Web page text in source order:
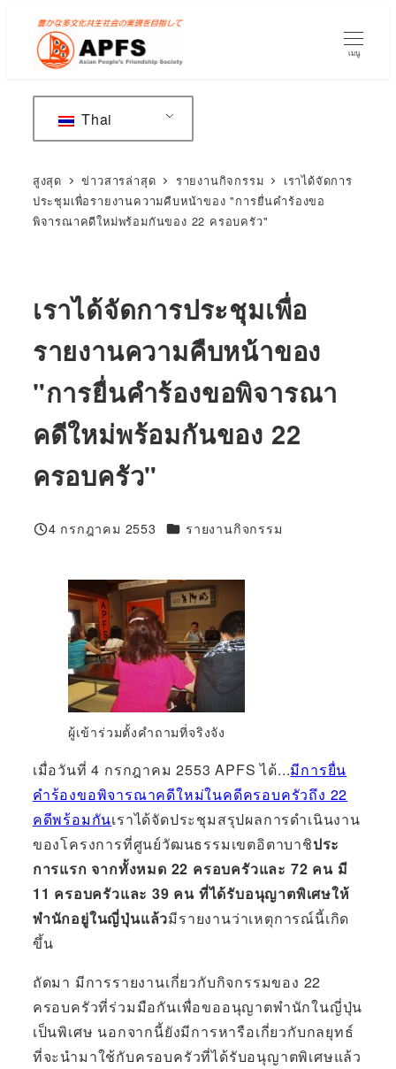
เนื้อหา
เมนู
Thai
สูงสุด ข่าวสารล่าสุด รายงานกิจกรรม
เราได้จัดการ
ประชุมเพื่อรายงานความคืบหน้าของ "การยื่นคำร้องขอ
พิจารณาคดีใหม่พร้อมกันของ 22 ครอบครัว"
เราได้จัดการประชุมเพื่อ
รายงานความคืบหน้าของ
"การยื่นคำร้องขอพิจารณา
คดีใหม่พร้อมกันของ 22
ครอบครัว"
ที่ตีพิมพ์
4 กรกฎาคม 2553 100%รายงานกิจกรรม
ผู้เข้าร่วมตั้งคำถามที่จริงจัง
เมื่อวันที่ 4 กรกฎาคม 2553 APFS ได้...มีการยื่น
คำร้องขอพิจารณาคดีใหม่ในคดีครอบครัวถึง 22
คดีพร้อมกันเราได้จัดประชุมสรุปผลการดำเนินงาน
ของโครงการที่ศูนย์วัฒนธรรมเขตอิตาบาชิประ
การแรก จากทั้งหมด 22 ครอบครัวและ 72 คน มี
11 ครอบครัวและ 39 คน ที่ได้รับอนุญาตพิเศษให้
พำนักอยู่ในญี่ปุ่นแล้วมีรายงานว่าเหตุการณ์นี้เกิด
ขึ้น
ถัดมา มีการรายงานเกี่ยวกับกิจกรรมของ 22
ครอบครัวที่ร่วมมือกันเพื่อขออนุญาตพำนักในญี่ปุ่น
เป็นพิเศษ นอกจากนี้ยังมีการหารือเกี่ยวกับกลยุทธ์
ที่จะนำมาใช้กับครอบครัวที่ได้รับอนุญาตพิเศษแล้ว